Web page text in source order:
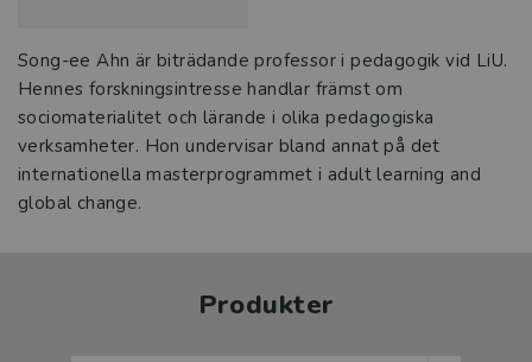
Song-ee Ahn är biträdande professor i pedagogik vid LiU.
Hennes forskningsintresse handlar främst om
sociomaterialitet och lärande i olika pedagogiska
verksamheter. Hon undervisar bland annat på det
internationella masterprogrammet i adult learning and
global change.
Produkter